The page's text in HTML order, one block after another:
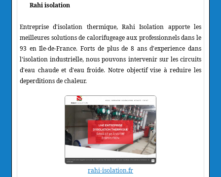
Rahi isolation
Entreprise d'isolation thermique, Rahi Isolation apporte les
meilleures solutions de calorifugeage aux professionnels dans le
93 en Ile-de-France. Forts de plus de 8 ans d'experience dans
l'isolation industrielle, nous pouvons intervenir sur les circuits
d'eau chaude et d'eau froide. Notre objectif vise à reduire les
deperditions de chaleur.
rahi-isolation.fr